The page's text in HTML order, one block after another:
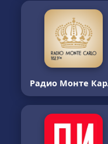
Радио Монте